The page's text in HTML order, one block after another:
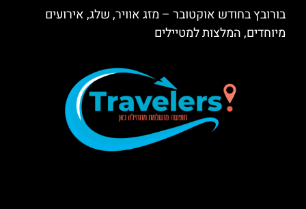
בורובץ בחודש אוקטובר – מזג אוויר, שלג, אירועים
מיוחדים, המלצות למטיילים